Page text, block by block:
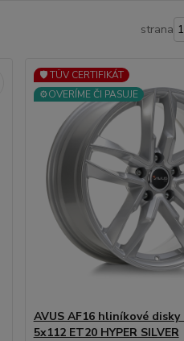
strana
🛡️ TÜV CERTIFIKÁT
⚙️OVERÍME ČI PASUJE
AVUS AF16 hliníkové disky
5x112 ET20 HYPER SILVER